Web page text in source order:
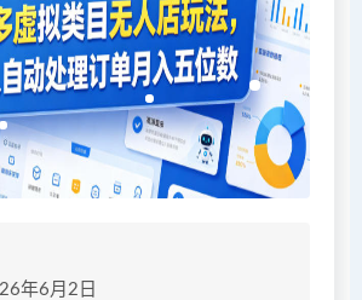
年6月2日